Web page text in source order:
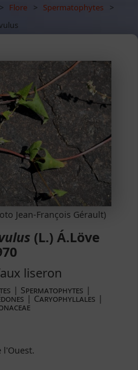
> Flore > Spermatophytes
>
Jean-François Gérault)
(L.) Á.Löve
liseron
| Spermatophytes |
| Caryophyllales |
l'Ouest.